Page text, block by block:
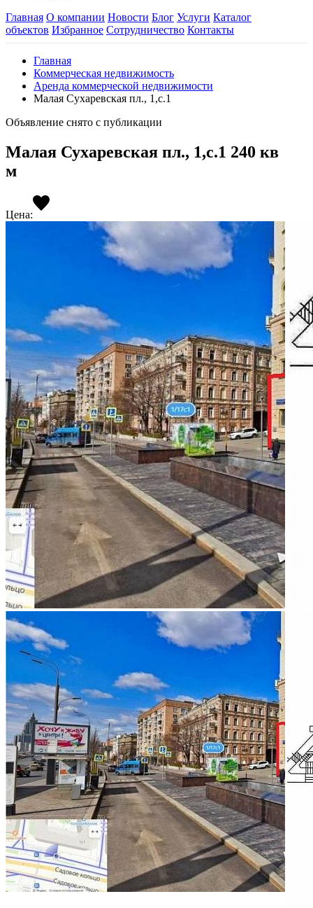
Главная О компании Новости Блог Услуги Каталог
объектов Избранное Сотрудничество Контакты
Главная
Коммерческая недвижимость
Аренда коммерческой недвижимости
Малая Сухаревская пл., 1,с.1
Объявление снято с публикации
Малая Сухаревская пл., 1,с.1 240 кв
м
Цена: